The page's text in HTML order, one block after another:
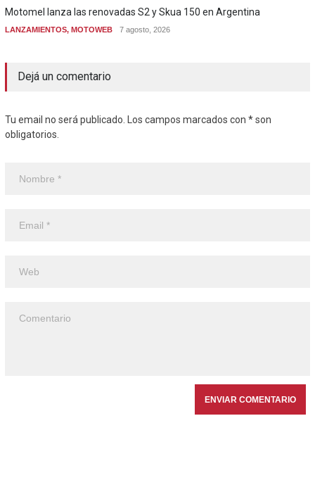
Motomel lanza las renovadas S2 y Skua 150 en Argentina
LANZAMIENTOS, MOTOWEB 7 agosto, 2026
Dejá un comentario
Tu email no será publicado. Los campos marcados con * son
obligatorios.